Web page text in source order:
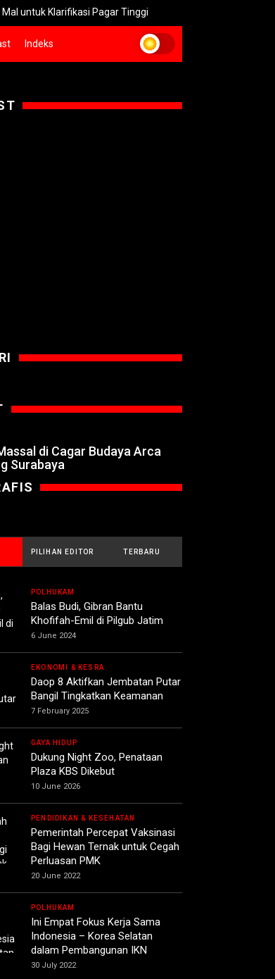
Pagar Tinggi Pemkot Surabaya Seleksi 24
Indeks
di Cagar Budaya Arca
Surabaya
PILIHAN EDITOR TERBARU
POLHUKAM
Balas Budi, Gibran Bantu
Khofifah-Emil di Pilgub Jatim
6 June 2024
EKONOMI & KESRA
Daop 8 Aktifkan Jembatan Putar
Bangil Tingkatkan Keamanan
7 February 2025
GAYA HIDUP
Dukung Night Zoo, Penataan
Plaza KBS Dikebut
10 June 2026
PENDIDIKAN & KESEHATAN
Pemerintah Percepat Vaksinasi
Bagi Hewan Ternak untuk Cegah
Perluasan PMK
20 June 2022
POLHUKAM
Ini Empat Fokus Kerja Sama
Indonesia – Korea Selatan
dalam Pembangunan IKN
30 July 2022